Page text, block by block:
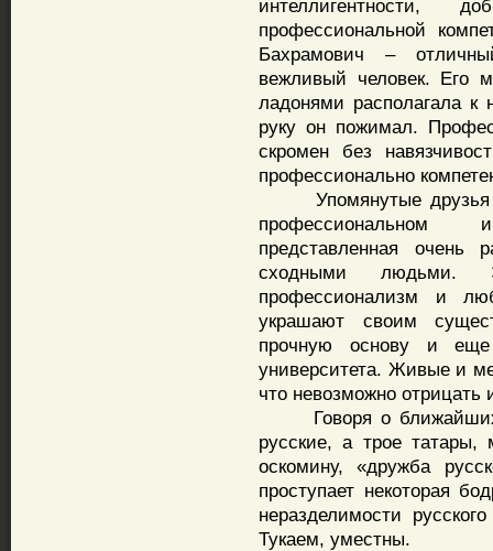
интеллигентности,
профессиональной
Бахрамович –
вежливый человек. Его
ладонями располагала
руку он пожимал.
скромен без
профессионально
Упомянутые друзья и
профессиональном
представленная
сходными людьми.
профессионализм и
украшают своим
прочную основу и еще
университета. Живые и
что невозможно отрицать
Говоря о ближайших
русские, а трое татары,
оскомину, «дружба
проступает некоторая
неразделимости
Тукаем, уместны.